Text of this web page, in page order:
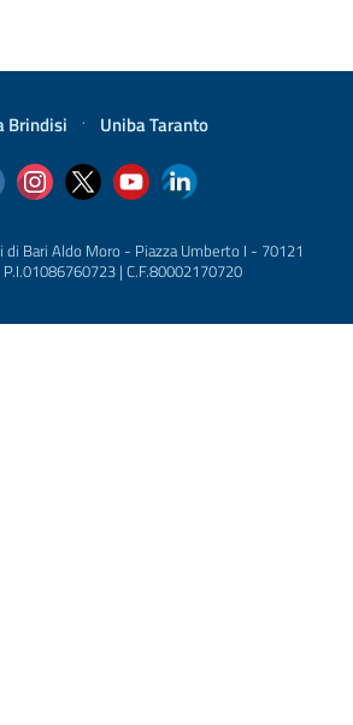
Brindisi · Uniba Taranto
Bari Aldo Moro - Piazza Umberto I - 70121
| C.F.80002170720